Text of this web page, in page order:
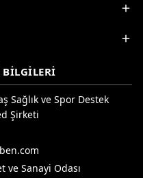
Sağlık ve Spor Destek
Şirketi
ve Sanayi Odası